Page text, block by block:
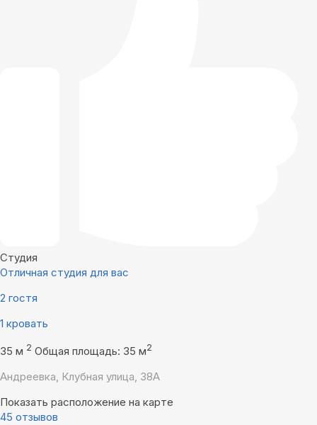
Студия
Отличная студия для вас
2 гостя
1 кровать
35 м 2 Общая площадь: 35 м2
Андреевка, Клубная улица, 38А
Показать расположение на карте
45 отзывов